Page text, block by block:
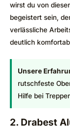
wirst du von
begeistert sein,
verlässliche
deutlich
Unsere
rutschfeste
Hilfe bei
2. Drabest